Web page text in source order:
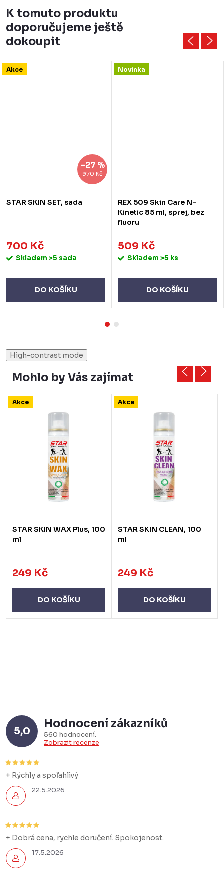
K tomuto produktu
doporučujeme ještě
dokoupit
Akce
970 Kč
–27 %
STAR SKIN SET, sada
700 Kč
Skladem >5 sada
DO KOŠÍKU
Novinka
REX 509 Skin Care N-
Kinetic 85 ml, sprej, bez
fluoru
509 Kč
Skladem >5 ks
DO KOŠÍKU
High-contrast mode
Mohlo by Vás zajímat
Akce
STAR SKIN WAX Plus, 100
ml
249 Kč
DO KOŠÍKU
Akce
STAR SKIN CLEAN, 100
ml
249 Kč
DO KOŠÍKU
5,0
Hodnocení zákazníků
560 hodnocení
Zobrazit recenze
22.5.2026
+ Rýchly a spoľahlivý
17.5.2026
+ Dobrá cena, rychle doručení. Spokojenost.